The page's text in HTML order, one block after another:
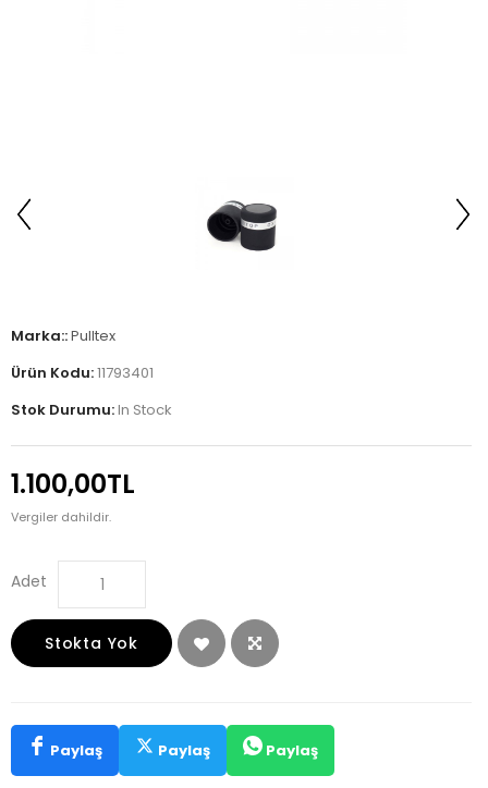
Marka::Pulltex
Ürün Kodu:11793401
Stok Durumu:In Stock
1.100,00TL
Vergiler dahildir.
Adet
Stokta Yok
Paylaş Paylaş Paylaş